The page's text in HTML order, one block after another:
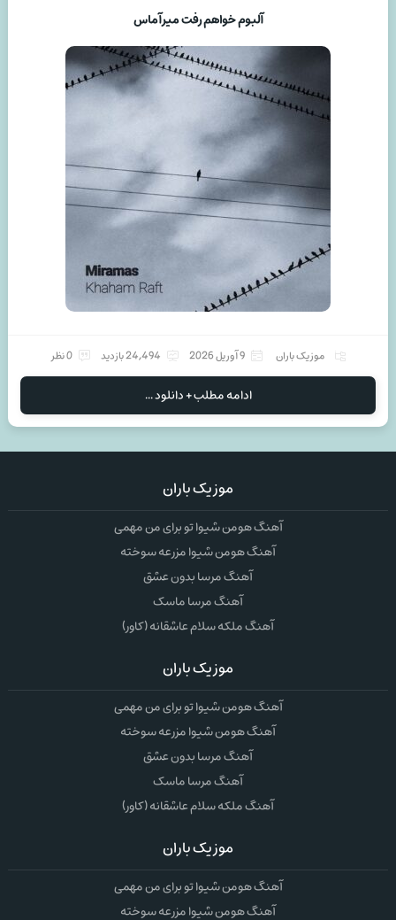
آلبوم خواهم رفت میرآماس
موزیک باران 9 آوریل 2026 24,494 بازدید 0 نظر
ادامه مطلب + دانلود ...
موزیک باران
آهنگ هومن شیوا تو برای من مهمی
آهنگ هومن شیوا مزرعه سوخته
آهنگ مرسا بدون عشق
آهنگ مرسا ماسک
آهنگ ملکه سلام عاشقانه (کاور)
موزیک باران
آهنگ هومن شیوا تو برای من مهمی
آهنگ هومن شیوا مزرعه سوخته
آهنگ مرسا بدون عشق
آهنگ مرسا ماسک
آهنگ ملکه سلام عاشقانه (کاور)
موزیک باران
آهنگ هومن شیوا تو برای من مهمی
آهنگ هومن شیوا مزرعه سوخته